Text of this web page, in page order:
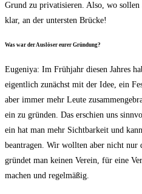
Grund zu pri­va­ti­sie­ren. Also, wo sol­len
klar, an der unters­ten Brücke!
Was war der Aus­lö­ser eurer Gründung?
Euge­ni­ya: Im Früh­jahr die­sen Jah­res
eigent­lich zunächst mit der Idee, ein
aber immer mehr Leu­te
ein zu grün­den. Das erschien uns
ein hat man mehr Sicht­bar­keit und
bean­tra­gen. Wir woll­ten aber nicht nur
grün­det man kei­nen Ver­ein, für eine
machen und regelmäßig.